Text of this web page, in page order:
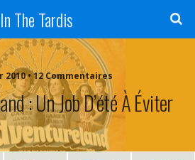
In The Tardis
2010 • 12 Commentaires
: Un Job D’été À Éviter